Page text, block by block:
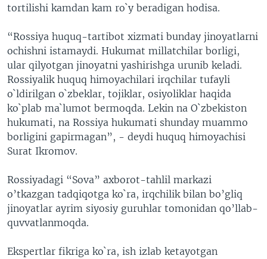
tortilishi kamdan kam ro`y beradigan hodisa.
“Rossiya huquq-tartibot xizmati bunday jinoyatlarni
ochishni istamaydi. Hukumat millatchilar borligi,
ular qilyotgan jinoyatni yashirishga urunib keladi.
Rossiyalik huquq himoyachilari irqchilar tufayli
o`ldirilgan o`zbeklar, tojiklar, osiyoliklar haqida
ko`plab ma`lumot bermoqda. Lekin na O`zbekiston
hukumati, na Rossiya hukumati shunday muammo
borligini gapirmagan”, - deydi huquq himoyachisi
Surat Ikromov.
Rossiyadagi “Sova” axborot-tahlil markazi
o’tkazgan tadqiqotga ko`ra, irqchilik bilan bo’gliq
jinoyatlar ayrim siyosiy guruhlar tomonidan qo’llab-
quvvatlanmoqda.
Ekspertlar fikriga ko`ra, ish izlab ketayotgan